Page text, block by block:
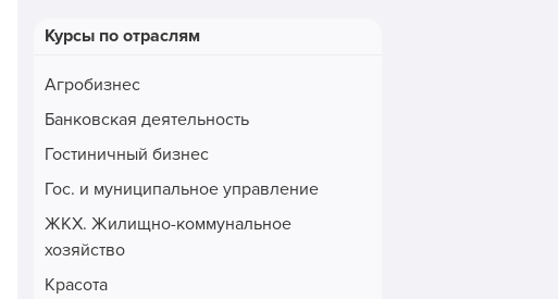
Курсы по отраслям
Агробизнес
Банковская деятельность
Гостиничный бизнес
Гос. и муниципальное управление
ЖКХ. Жилищно-коммунальное
хозяйство
Красота